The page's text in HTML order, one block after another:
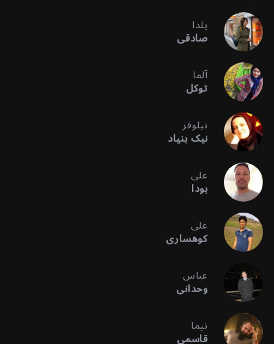
یلدا
صادقی
آلما
توکل
نیلوفر
نیک بنیاد
علی
بودا
علی
کوهساری
عباس
وحدانی
نیما
قاسمی